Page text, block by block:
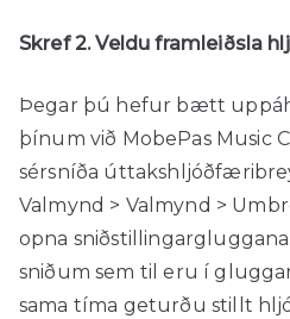
Skref 2. Veldu framleiðsla
Þegar þú hefur bætt
þínum við MobePas Music
sérsníða
Valmynd > Valmynd >
opna
sniðum sem til eru í
sama tíma geturðu stillt